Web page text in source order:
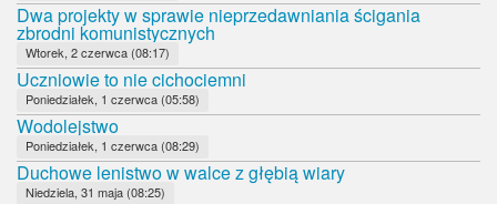
Dwa projekty w sprawie nieprzedawniania ścigania
zbrodni komunistycznych
Wtorek, 2 czerwca (08:17)
Uczniowie to nie cichociemni
Poniedziałek, 1 czerwca (05:58)
Wodolejstwo
Poniedziałek, 1 czerwca (08:29)
Duchowe lenistwo w walce z głębią wiary
Niedziela, 31 maja (08:25)